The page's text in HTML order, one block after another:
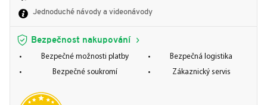
Jednoduché návody a videonávody
Bezpečnost nakupování
Bezpečné možnosti platby
Bezpečná logistika
Bezpečné soukromí
Zákaznický servis